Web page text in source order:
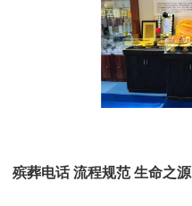
殡葬电话 流程规范 生命之源